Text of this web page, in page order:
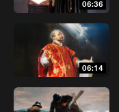
06:36
06:14